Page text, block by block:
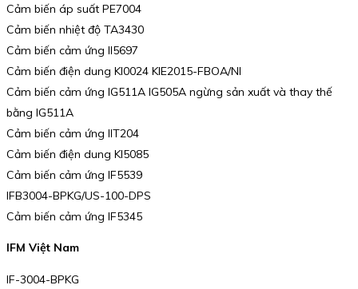
Cảm biến áp suất PE7004
Cảm biến nhiệt độ TA3430
Cảm biến cảm ứng II5697
Cảm biến điện dung KI0024 KIE2015-FBOA/NI
Cảm biến cảm ứng IG511A IG505A ngừng sản xuất và thay thế
bằng IG511A
Cảm biến cảm ứng IIT204
Cảm biến điện dung KI5085
Cảm biến cảm ứng IF5539
IFB3004-BPKG/US-100-DPS
Cảm biến cảm ứng IF5345
IFM Việt Nam
IF-3004-BPKG